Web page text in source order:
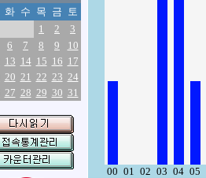
화 수 목 금 토
1
2
3
6 7 8 9
10
13 14 15 16 17
20 21 22 23 24
27 28 29 30 31
00 01 02 03 04 05